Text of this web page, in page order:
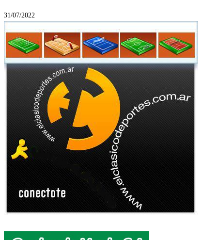
31/07/2022